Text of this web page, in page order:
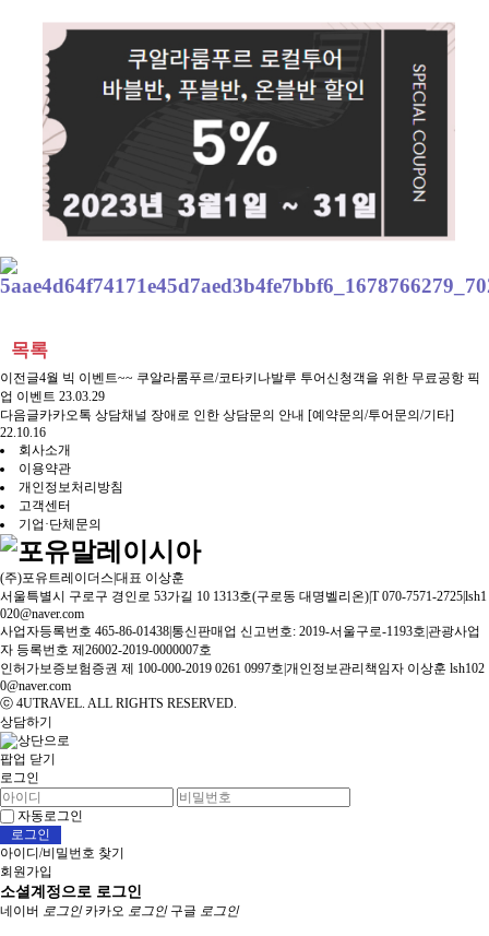
목록
이전글4월 빅 이벤트~~ 쿠알라룸푸르/코타키나발루 투어신청객을 위한 무료공항 픽
업 이벤트 23.03.29
다음글카카오톡 상담채널 장애로 인한 상담문의 안내 [예약문의/투어문의/기타]
22.10.16
회사소개
이용약관
개인정보처리방침
고객센터
기업·단체문의
(주)포유트레이더스|대표 이상훈
서울특별시 구로구 경인로 53가길 10 1313호(구로동 대명벨리온)|T 070-7571-2725|lsh1
020@naver.com
사업자등록번호 465-86-01438|통신판매업 신고번호: 2019-서울구로-1193호|관광사업
자 등록번호 제26002-2019-0000007호
인허가보증보험증권 제 100-000-2019 0261 0997호|개인정보관리책임자 이상훈 lsh102
0@naver.com
ⓒ 4UTRAVEL. ALL RIGHTS RESERVED.
상담하기
팝업 닫기
로그인
자동로그인
아이디/비밀번호 찾기
회원가입
소셜계정으로 로그인
네이버 로그인 카카오 로그인 구글 로그인